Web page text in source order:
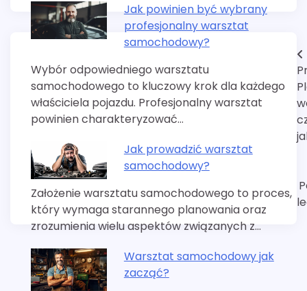
Jak powinien być wybrany
profesjonalny warsztat
samochodowy?
Wybór odpowiedniego warsztatu
samochodowego to kluczowy krok dla każdego
właściciela pojazdu. Profesjonalny warsztat
powinien charakteryzować…
Jak prowadzić warsztat
samochodowy?
Założenie warsztatu samochodowego to proces,
który wymaga starannego planowania oraz
zrozumienia wielu aspektów związanych z…
Warsztat samochodowy jak
zacząć?
wpisu